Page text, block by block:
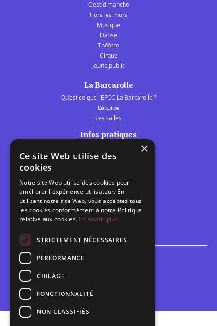
C'est dimanche
Hors les murs
Musique
Danse
Théâtre
Cirque
Jeune public
La Barcarolle
Qu’est ce que l’EPCC La Barcarolle ?
L’équipe
Les salles
Infos pratiques
Les belles scènes audomaroises
Calendrier
Programme des spectacles
Brèves
Espace scolaire
×
Ce site Web utilise des
cookies
Notre site Web utilise des cookies pour
améliorer l'expérience utilisateur. En
utilisant notre site Web, vous acceptez tous
les cookies conformément à notre Politique
relative aux cookies. En savoir plus
STRICTEMENT NÉCESSAIRES
PERFORMANCE
CIBLAGE
FONCTIONNALITÉ
NON CLASSIFIÉS